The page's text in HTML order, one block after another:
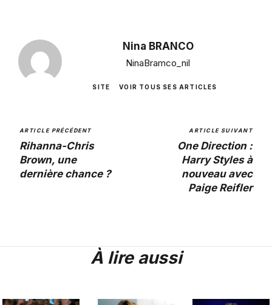
Nina BRANCO
NinaBramco_nil
SITE VOIR TOUS SES ARTICLES
ARTICLE PRÉCÉDENT
Rihanna-Chris
Brown, une
dernière chance ?
ARTICLE SUIVANT
One Direction :
Harry Styles à
nouveau avec
Paige Reifler
À lire aussi